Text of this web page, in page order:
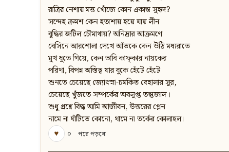
রাত্রির নেশায় মত্ত খোঁজে কোন একান্ত সুহৃদ?
সন্দেহ ক্রমশ কেন হতাশায় হয়ে যায় লীন
বুদ্ধির জটিল চৌমাথায়? অনিদ্রার আক্রমণে
বেসিনে আরশোলা দেখে আঁতকে কেন উঠি মধ্যরাতে
মুখ ধুতে গিয়ে, কেন ভাবি কাফ্‌কার নায়কের
পরিণা, বিপন্ন অস্তিত্ব যার বুকে হেঁটে হেঁটে
শুনতে চেয়েছে জ্যোৎস্না-চমকিত বেহালার সুর,
চেয়েছে খুঁজতে সম্পর্কের অবলুপ্ত তন্তুজাল।
শুধু প্রশ্নে বিদ্ধ আমি আজীবন, উত্তরের প্লেন
নামে না ঘাঁটিতে কোনো, থামে না তর্কের কোলাহল।
♥
০ পরে পড়বো